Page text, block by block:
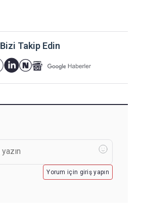
Bizi Takip Edin
Yorum için giriş yapın